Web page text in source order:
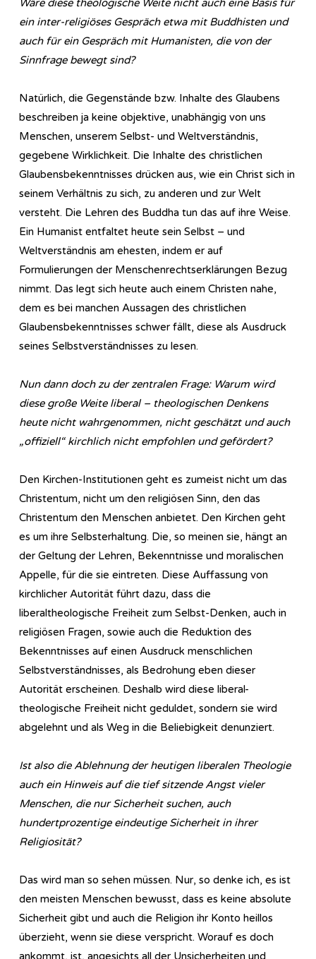
Wäre diese theologische Weite nicht auch eine Basis für
ein inter-religiöses Gespräch etwa mit Buddhisten und
auch für ein Gespräch mit Humanisten, die von der
Sinnfrage bewegt sind?
Natürlich, die Gegenstände bzw. Inhalte des Glaubens
beschreiben ja keine objektive, unabhängig von uns
Menschen, unserem Selbst- und Weltverständnis,
gegebene Wirklichkeit. Die Inhalte des christlichen
Glaubensbekenntnisses drücken aus, wie ein Christ sich in
seinem Verhältnis zu sich, zu anderen und zur Welt
versteht. Die Lehren des Buddha tun das auf ihre Weise.
Ein Humanist entfaltet heute sein Selbst – und
Weltverständnis am ehesten, indem er auf
Formulierungen der Menschenrechtserklärungen Bezug
nimmt. Das legt sich heute auch einem Christen nahe,
dem es bei manchen Aussagen des christlichen
Glaubensbekenntnisses schwer fällt, diese als Ausdruck
seines Selbstverständnisses zu lesen.
Nun dann doch zu der zentralen Frage: Warum wird
diese große Weite liberal – theologischen Denkens
heute nicht wahrgenommen, nicht geschätzt und auch
„offiziell“ kirchlich nicht empfohlen und gefördert?
Den Kirchen-Institutionen geht es zumeist nicht um das
Christentum, nicht um den religiösen Sinn, den das
Christentum den Menschen anbietet. Den Kirchen geht
es um ihre Selbsterhaltung. Die, so meinen sie, hängt an
der Geltung der Lehren, Bekenntnisse und moralischen
Appelle, für die sie eintreten. Diese Auffassung von
kirchlicher Autorität führt dazu, dass die
liberaltheologische Freiheit zum Selbst-Denken, auch in
religiösen Fragen, sowie auch die Reduktion des
Bekenntnisses auf einen Ausdruck menschlichen
Selbstverständnisses, als Bedrohung eben dieser
Autorität erscheinen. Deshalb wird diese liberal-
theologische Freiheit nicht geduldet, sondern sie wird
abgelehnt und als Weg in die Beliebigkeit denunziert.
Ist also die Ablehnung der heutigen liberalen Theologie
auch ein Hinweis auf die tief sitzende Angst vieler
Menschen, die nur Sicherheit suchen, auch
hundertprozentige eindeutige Sicherheit in ihrer
Religiosität?
Das wird man so sehen müssen. Nur, so denke ich, es ist
den meisten Menschen bewusst, dass es keine absolute
Sicherheit gibt und auch die Religion ihr Konto heillos
überzieht, wenn sie diese verspricht. Worauf es doch
ankommt, ist, angesichts all der Unsicherheiten und